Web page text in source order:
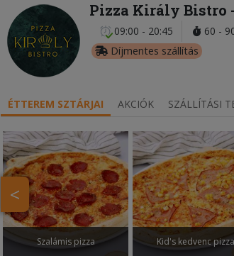
Pizza Király Bistro
09:00 - 20:45 60 -
Díjmentes szállítás
ÉTTEREM SZTÁRJAI AKCIÓK SZÁLLÍTÁSI
<
Szalámis pizza Kid's kedvenc pizza